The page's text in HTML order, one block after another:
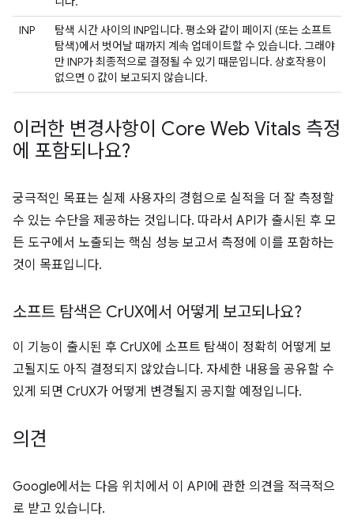
INP
탐색 시간 사이의 INP입니다. 평소와 같이 페이지 (또는 소프트
탐색)에서 벗어날 때까지 계속 업데이트할 수 있습니다. 그래야
만 INP가 최종적으로 결정될 수 있기 때문입니다. 상호작용이
없으면 0 값이 보고되지 않습니다.
이러한 변경사항이 Core Web Vitals 측정
에 포함되나요?
궁극적인 목표는 실제 사용자의 경험으로 실적을 더 잘 측정할
수 있는 수단을 제공하는 것입니다. 따라서 API가 출시된 후 모
든 도구에서 노출되는 핵심 성능 보고서 측정에 이를 포함하는
것이 목표입니다.
소프트 탐색은 CrUX에서 어떻게 보고되나요?
이 기능이 출시된 후 CrUX에 소프트 탐색이 정확히 어떻게 보
고될지도 아직 결정되지 않았습니다. 자세한 내용을 공유할 수
있게 되면 CrUX가 어떻게 변경될지 공지할 예정입니다.
의견
Google에서는 다음 위치에서 이 API에 관한 의견을 적극적으
로 받고 있습니다.